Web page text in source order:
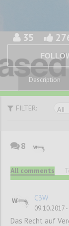
35
Description
FILTER:
Big
8
All comments
C3W
09.10.2017
Das Recht auf